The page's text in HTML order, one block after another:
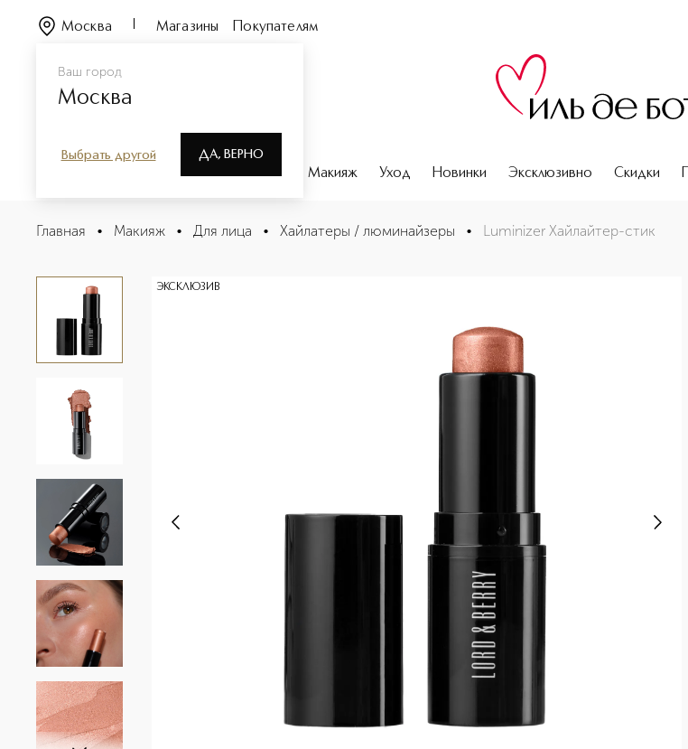
Ваш город
Москва
Выбрать другой ДА, ВЕРНО
Москва Магазины Покупателям
Парфюмерия Макияж Уход Новинки Эксклюзивно Скидки
Luminizer Хайлайтер-стик
Описание
Главная • Макияж • Для лица • Хайлатеры / люминайзеры • Luminizer Хайлайтер-стик
ЭКСКЛЮЗИВ